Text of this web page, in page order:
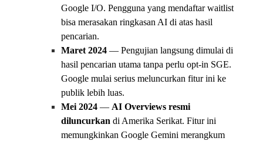
Google I/O. Pengguna yang mendaftar waitlist
bisa merasakan ringkasan AI di atas hasil
pencarian.
Maret 2024 — Pengujian langsung dimulai di
hasil pencarian utama tanpa perlu opt-in SGE.
Google mulai serius meluncurkan fitur ini ke
publik lebih luas.
Mei 2024 — AI Overviews resmi
diluncurkan di Amerika Serikat. Fitur ini
memungkinkan Google Gemini merangkum